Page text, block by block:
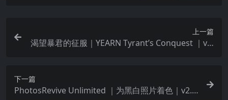
上一篇
渴望暴君的征服｜YEARN Tyrant’s Conquest ｜v1.
下一篇
PhotosRevive Unlimited ｜为黑白照片着色｜v2.1.